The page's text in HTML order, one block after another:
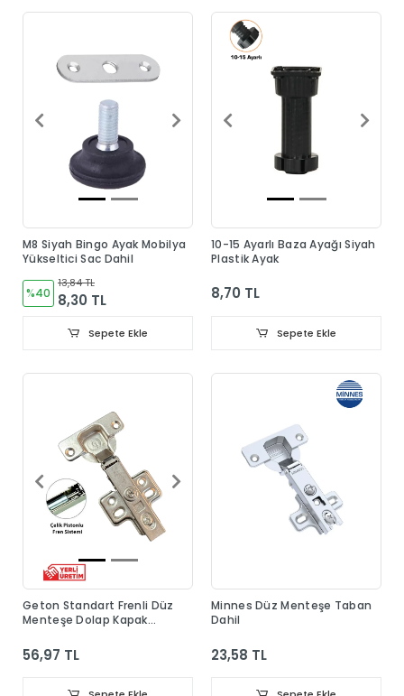
M8 Siyah Bingo Ayak Mobilya
Yükseltici Sac Dahil
%40
13,84 TL
8,30 TL
Sepete Ekle
10-15 Ayarlı Baza Ayağı Siyah
Plastik Ayak
8,70 TL
Sepete Ekle
Geton Standart Frenli Düz
Menteşe Dolap Kapak
56,97 TL
Minnes Düz Menteşe Taban
Dahil
23,58 TL